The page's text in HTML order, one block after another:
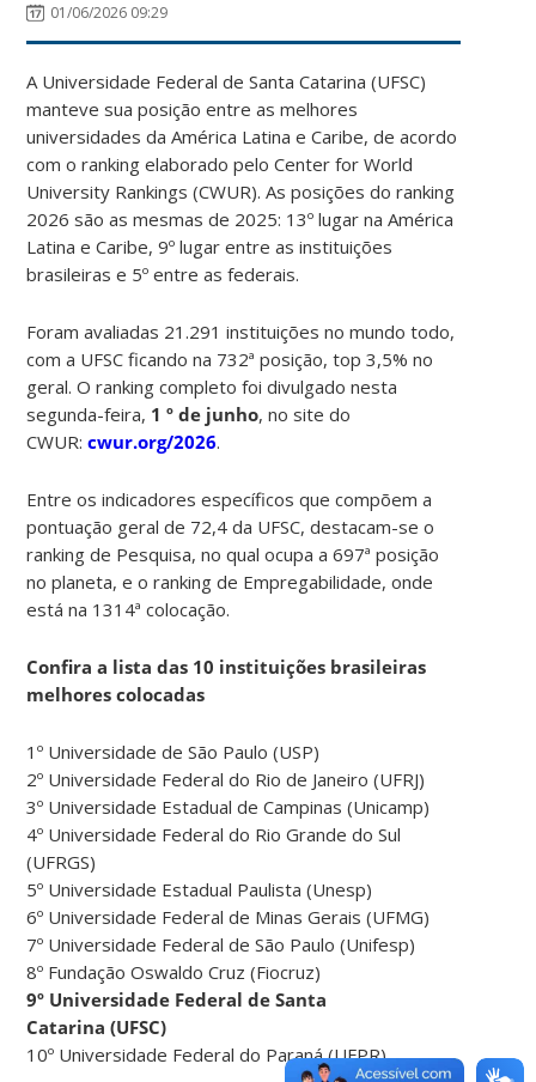
01/06/2026 09:29
A Universidade Federal de Santa Catarina (UFSC)
manteve sua posição entre as melhores
universidades da América Latina e Caribe, de acordo
com o ranking elaborado pelo Center for World
University Rankings (CWUR). As posições do ranking
2026 são as mesmas de 2025: 13º lugar na América
Latina e Caribe, 9º lugar entre as instituições
brasileiras e 5º entre as federais.
Foram avaliadas 21.291 instituições no mundo todo,
com a UFSC ficando na 732ª posição, top 3,5% no
geral. O ranking completo foi divulgado nesta
segunda-feira, 1 º de junho, no site do
CWUR:cwur.org/2026.
Entre os indicadores específicos que compõem a
pontuação geral de 72,4 da UFSC, destacam-se o
ranking de Pesquisa, no qual ocupa a 697ª posição
no planeta, e o ranking de Empregabilidade, onde
está na 1314ª colocação.
Confira a lista das 10 instituições brasileiras
melhores colocadas
1º Universidade de São Paulo (USP)
2º Universidade Federal do Rio de Janeiro (UFRJ)
3º Universidade Estadual de Campinas (Unicamp)
4º Universidade Federal do Rio Grande do Sul
(UFRGS)
5º Universidade Estadual Paulista (Unesp)
6º Universidade Federal de Minas Gerais (UFMG)
7º Universidade Federal de São Paulo (Unifesp)
8º Fundação Oswaldo Cruz (Fiocruz)
9º Universidade Federal de Santa
Catarina (UFSC)
10º Universidade Federal do Paraná (UFPR)